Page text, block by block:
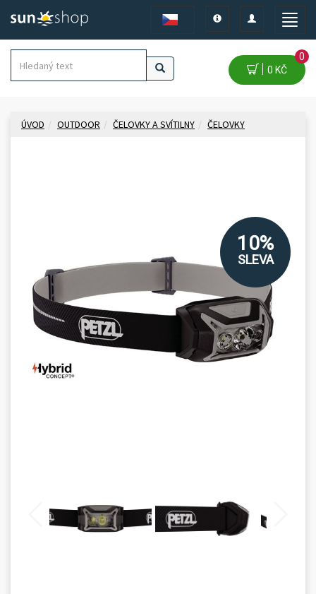
Toggle
Toggle
navigation
Toggle
0 KČ
0
ÚVOD OUTDOOR ČELOVKY A SVÍTILNY ČELOVKY
10%
SLEVA